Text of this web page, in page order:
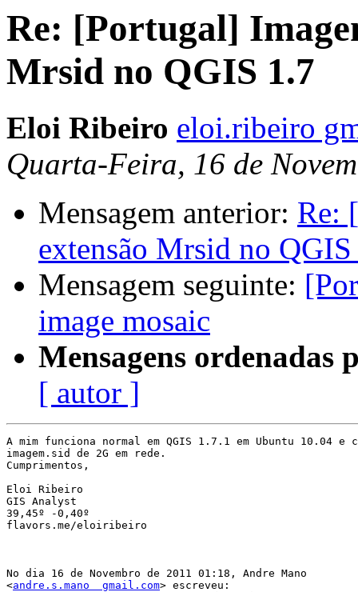
Re: [Portugal]
Mrsid no QGIS 1.7
Eloi Ribeiro eloi.ribeiro
Quarta-Feira, 16 de
Mensagem anterior: Re:
extensão Mrsid no
Mensagem seguinte:
image mosaic
Mensagens ordenadas
[ autor ]
A mim funciona normal em QGIS 1.7.1 em Ubuntu 10.04 e
imagem.sid de 2G em rede.
Cumprimentos,
Eloi Ribeiro
GIS Analyst
39,45º -0,40º
flavors.me/eloiribeiro
No dia 16 de Novembro de 2011 01:18, Andre Mano
<andre.s.mano  gmail.com> escreveu: